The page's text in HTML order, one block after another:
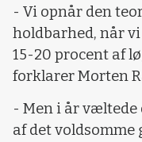
- Vi opnår den
holdbarhed, når
15-20 procent af
forklarer Morten
- Men i år
af det voldsomme